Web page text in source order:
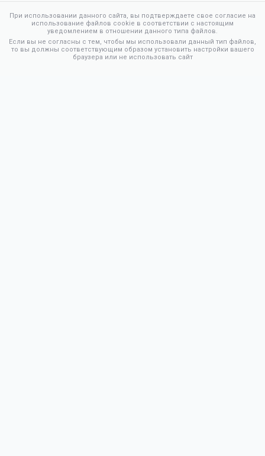
При использовании данного сайта, вы подтверждаете свое согласие на
использование файлов cookie в соответствии с настоящим
уведомлением в отношении данного типа файлов.
Если вы не согласны с тем, чтобы мы использовали данный тип файлов,
то вы должны соответствующим образом установить настройки вашего
браузера или не использовать сайт